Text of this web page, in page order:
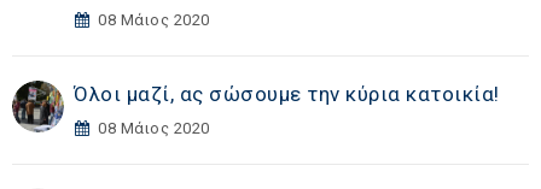
08 Μάιος 2020
Όλοι μαζί, ας σώσουμε την κύρια κατοικία!
08 Μάιος 2020